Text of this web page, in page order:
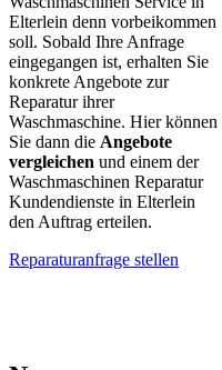
Elterlein denn vorbeikommen
soll. Sobald Ihre Anfrage
eingegangen ist, erhalten Sie
konkrete Angebote zur
Reparatur ihrer
Waschmaschine. Hier können
Sie dann die Angebote
vergleichen und einem der
Waschmaschinen Reparatur
Kundendienste in Elterlein
den Auftrag erteilen.
Reparaturanfrage stellen